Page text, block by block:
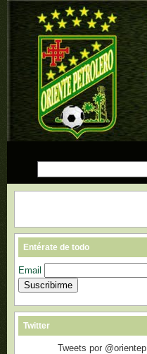
Entérate de todo
Email
Twitter
Tweets por @orientep